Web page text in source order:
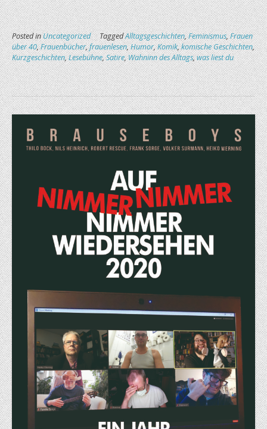
Posted inUncategorized TaggedAlltagsgeschichten,Feminismus,Frauen
über 40,Frauenbücher,frauenlesen,Humor,Komik,komische Geschichten,
Kurzgeschichten,Lesebühne,Satire,Wahninn des Alltags,was liest du